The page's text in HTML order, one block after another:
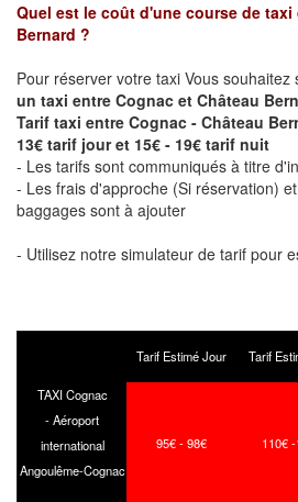
Quel est le coût d'une course de taxi
Bernard ?
Pour réserver votre taxi Vous souhaitez
un taxi entre Cognac et Château
Tarif taxi entre Cognac - Château
13€ tarif jour et 15€ - 19€ tarif nuit
- Les tarifs sont communiqués à titre
- Les frais d'approche (Si réservation)
baggages sont à ajouter
- Utilisez notre simulateur de tarif pour
Tarif Estimé Jour Tarif
TAXI Cognac
- Aéroport
international
Angoulême-Cognac
95€ - 98€ 110€